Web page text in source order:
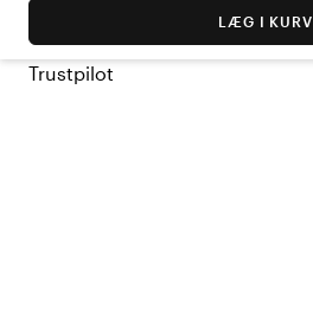
LÆG I KURV
Trustpilot